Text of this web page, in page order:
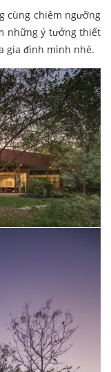
cùng chiêm ngưỡng
những ý tưởng thiết
gia đình mình nhé.